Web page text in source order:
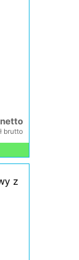
brutto
z